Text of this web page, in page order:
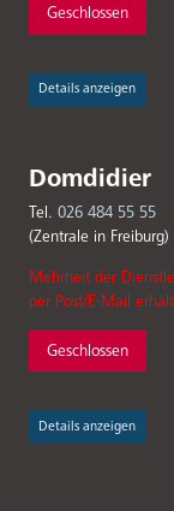
Geschlossen
Details anzeigen
Domdidier
Tel. 026 484 55 55
(Zentrale in Freiburg)
Mehrheit der
per Post/E-Mail
Geschlossen
Details anzeigen